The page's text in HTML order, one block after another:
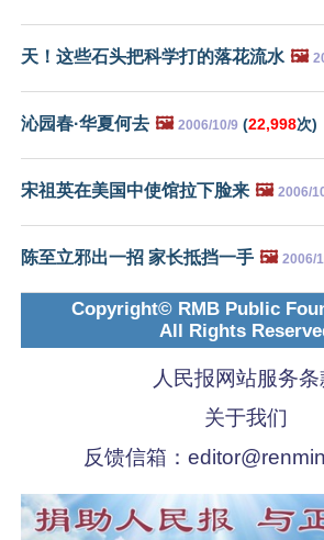
天！这些石头把科学打的落花流水 🖼️
沁园春·华夏何去 🖼️ 2006/10/9 (22,998次)
宋祖英在美国中使馆拉下脸来 🖼️ 2006/
陈至立邪出一招 家长抵挡一手 🖼️ 2006/
Copyright© RMB Public
All Rights
人民报网站服务条
关于我们
反馈信箱：